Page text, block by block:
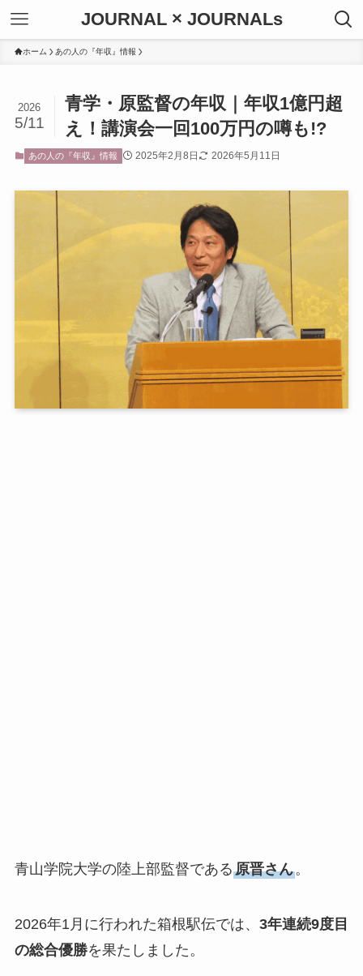
JOURNAL × JOURNALs
ホーム あの人の『年収』情報
青学・原監督の年収｜年収1億円超
え！講演会一回100万円の噂も!?
2026
5/11
あの人の『年収』情報 2025年2月8日 2026年5月11日
青山学院大学の陸上部監督である原晋さん。
2026年1月に行われた箱根駅伝では、 3年連続9度目
の総合優勝を果たしました。